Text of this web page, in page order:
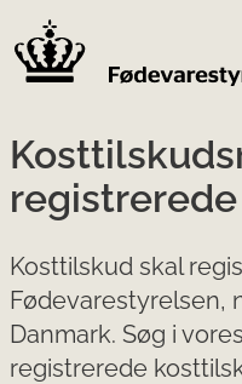
Kosttilskud skal
Fødevarestyrelsen,
Danmark. Søg i
registrerede